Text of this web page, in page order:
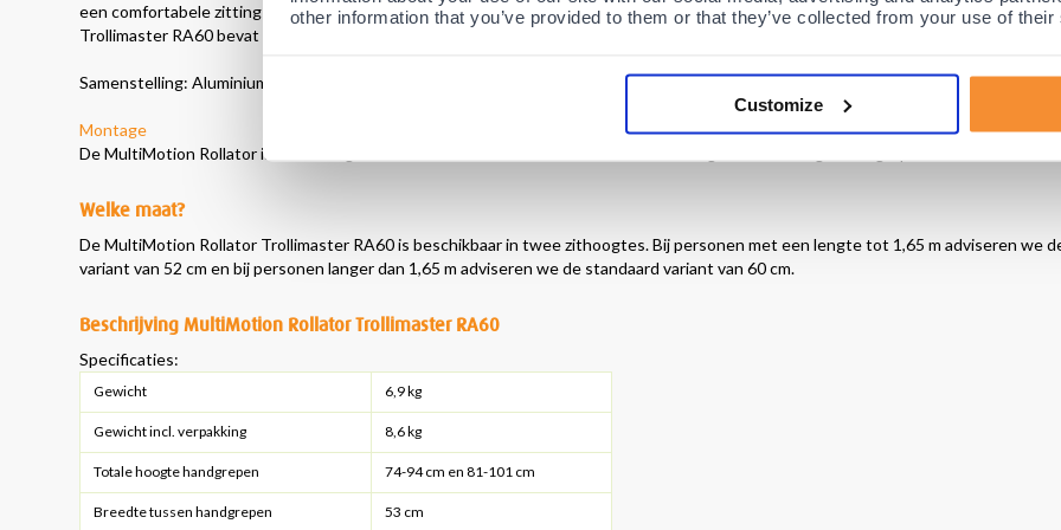
other information that you’ve provided to them or that they’ve collected from your use of
Customize
een comfortabele zitting en stevige rugband en daardoor is hij ideaal te gebruiken om langere tijd op te zitten. De MultiMotion
Trollimaster RA60 bevat bovendien een stevige open tas aan de voorzijde. De
Samenstelling: Aluminium met PU wielen.
Montage
De MultiMotion Rollator is eenvoudig te monteren binnen enkele minuten. De benodigde handleiding is inbegrepen.
Welke maat?
De MultiMotion Rollator Trollimaster RA60 is beschikbaar in twee zithoogtes. Bij personen met een lengte tot 1,65 m adviseren we
variant van 52 cm en bij personen langer dan 1,65 m adviseren we de standaard variant van 60 cm.
Beschrijving MultiMotion Rollator Trollimaster RA60
Specificaties:
Gewicht 6,9 kg
Gewicht incl. verpakking 8,6 kg
Totale hoogte handgrepen 74-94 cm en 81-101 cm
Breedte tussen handgrepen 53 cm